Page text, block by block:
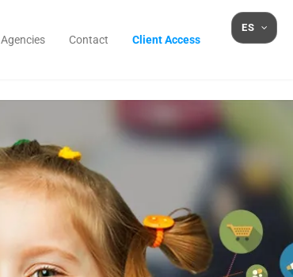
Agencies Contact Client Access